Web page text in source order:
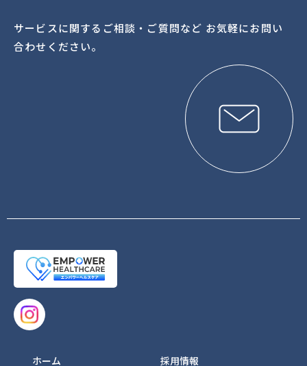
サービスに関するご相談・ご質問など お気軽にお問い
合わせください。
ホーム 採用情報